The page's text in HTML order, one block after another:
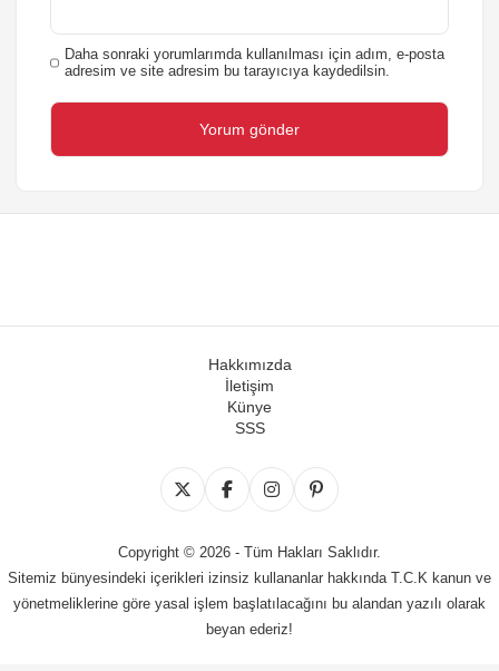
Daha sonraki yorumlarımda kullanılması için adım, e-posta
adresim ve site adresim bu tarayıcıya kaydedilsin.
Hakkımızda
İletişim
Künye
SSS
Copyright © 2026 - Tüm Hakları Saklıdır.
Sitemiz bünyesindeki içerikleri izinsiz kullananlar hakkında T.C.K kanun ve
yönetmeliklerine göre yasal işlem başlatılacağını bu alandan yazılı olarak
beyan ederiz!